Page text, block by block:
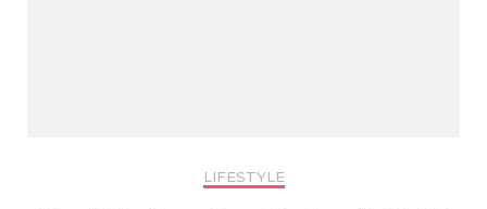
LIFESTYLE